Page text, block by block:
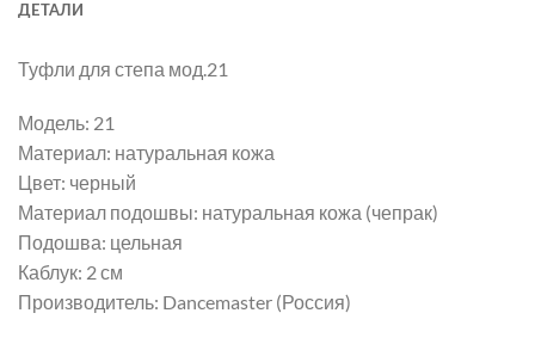
ДЕТАЛИ
Туфли для степа мод.21
Модель: 21
Материал: натуральная кожа
Цвет: черный
Материал подошвы: натуральная кожа (чепрак)
Подошва: цельная
Каблук: 2 см
Производитель: Dancemaster (Россия)